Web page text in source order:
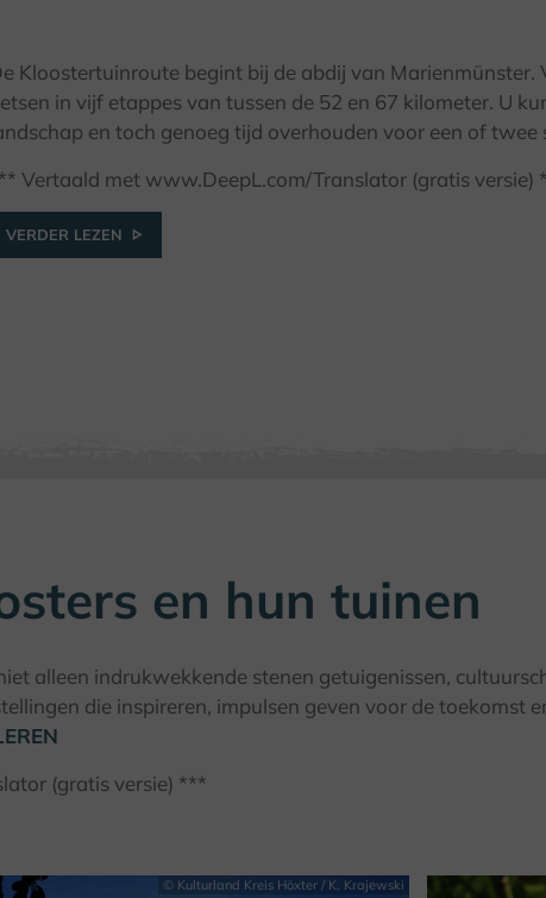
Kloostertuinroute begint bij de abdij van Marienmünster.
in vijf etappes van tussen de 52 en 67 kilometer. U
en toch genoeg tijd overhouden voor een of twee
Vertaald met www.DeepL.com/Translator (gratis versie)
VERDER LEZEN
en hun tuinen
alleen indrukwekkende stenen getuigenissen,
die inspireren, impulsen geven voor de toekomst
(gratis versie) ***
© Kulturland Kreis Höxter / K. Krajewski